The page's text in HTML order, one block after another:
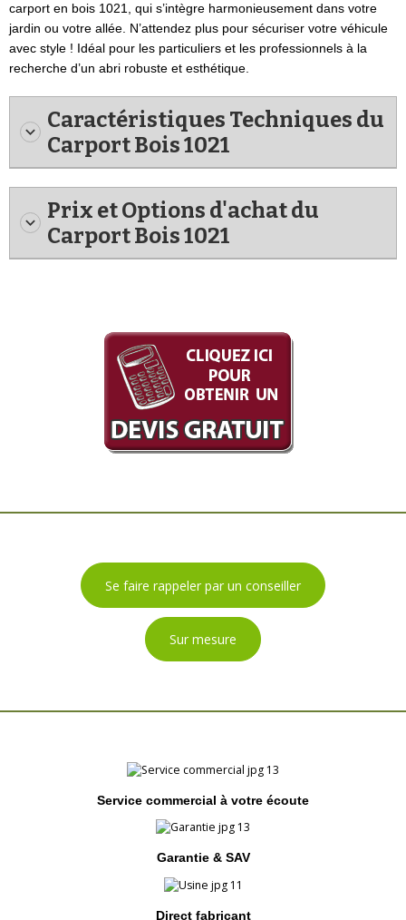
carport en bois 1021, qui s’intègre harmonieusement dans votre
jardin ou votre allée. N’attendez plus pour sécuriser votre véhicule
avec style ! Idéal pour les particuliers et les professionnels à la
recherche d’un abri robuste et esthétique.
Caractéristiques Techniques du
Carport Bois 1021
Prix et Options d'achat du
Carport Bois 1021
Se faire rappeler par un conseiller
Sur mesure
Service commercial à votre écoute
Garantie & SAV
Direct fabricant